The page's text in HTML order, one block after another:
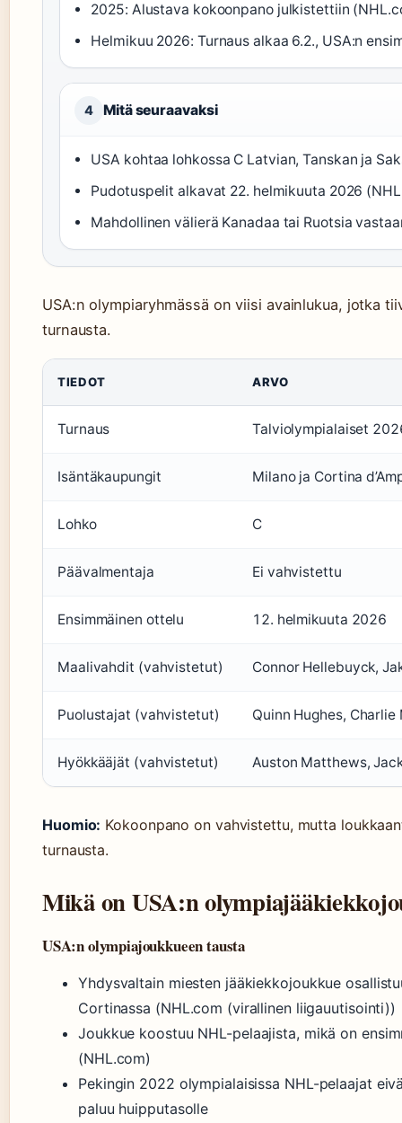
2025: Alustava kokoonpano julkistettiin
Helmikuu 2026: Turnaus alkaa 6.2., USA:n
4 Mitä seuraavaksi
USA kohtaa lohkossa C Latvian, Tanskan ja
Pudotuspelit alkavat 22. helmikuuta 2026
Mahdollinen välierä Kanadaa tai Ruotsia
USA:n olympiaryhmässä on viisi avainlukua, jotka
turnausta.
TIEDOT ARVO
Turnaus Talviolympialaiset
Isäntäkaupungit Milano ja Cortina
Lohko C
Päävalmentaja Ei vahvistettu
Ensimmäinen ottelu 12. helmikuuta 2026
Maalivahdit (vahvistetut) Connor Hellebuyck,
Puolustajat (vahvistetut) Quinn Hughes,
Hyökkääjät (vahvistetut) Auston Matthews,
Huomio: Kokoonpano on vahvistettu, mutta
turnausta.
Mikä on USA:n
USA:n olympiajoukkueen tausta
Yhdysvaltain miesten jääkiekkojoukkue
Cortinassa (NHL.com (virallinen liigauutisointi))
Joukkue koostuu NHL-pelaajista, mikä on
(NHL.com)
Pekingin 2022 olympialaisissa NHL-pelaajat
paluu huipputasolle